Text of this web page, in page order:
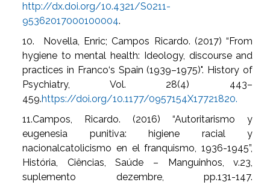
http://dx.doi.org/10.4321/S0211-
95362017000100004.
10. Novella, Enric; Campos Ricardo. (2017) “From
hygiene to mental health: Ideology, discourse and
practices in Franco‘s Spain (1939–1975)". History of
Psychiatry, Vol. 28(4) 443–
459.https://doi.org/10.1177/0957154X17721820.
11.Campos, Ricardo. (2016) “Autoritarismo y
eugenesia punitiva: higiene racial y
nacionalcatolicismo en el franquismo, 1936-1945”,
História, Ciências, Saúde – Manguinhos, v.23,
suplemento dezembre, pp.131-147.